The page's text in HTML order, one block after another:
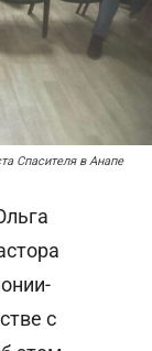
Спасителя в Анапе
с